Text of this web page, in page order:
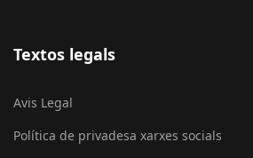
Textos legals
Avis Legal
Política de privadesa xarxes socials